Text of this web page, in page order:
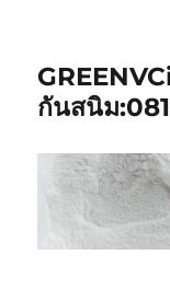
กันสนิม